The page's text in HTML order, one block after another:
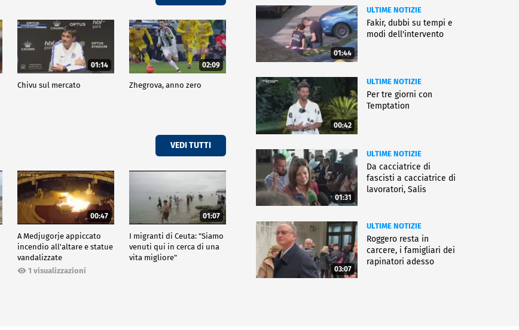
01:14
Chivu sul mercato
02:09
Zhegrova, anno zero
VEDI TUTTI
00:47
A Medjugorje appiccato
incendio all'altare e statue
vandalizzate
1 visualizzazioni
01:07
I migranti di Ceuta: "Siamo
venuti qui in cerca di una
vita migliore"
01:44
ULTIME NOTIZIE
Fakir, dubbi su tempi e
modi dell'intervento
00:42
ULTIME NOTIZIE
Per tre giorni con
Temptation
01:31
ULTIME NOTIZIE
Da cacciatrice di
fascisti a cacciatrice di
lavoratori, Salis
03:07
ULTIME NOTIZIE
Roggero resta in
carcere, i famigliari dei
rapinatori adesso